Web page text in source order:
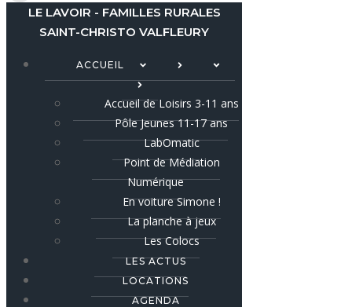
LE LAVOIR - FAMILLES RURALES
SAINT-CHRISTO VALFLEURY
ACCUEIL
Accueil de Loisirs 3-11 ans
Pôle Jeunes 11-17 ans
LabOmatic
Point de Médiation
Numérique
En voiture Simone !
La planche à jeux
Les Colocs
LES ACTUS
LOCATIONS
AGENDA